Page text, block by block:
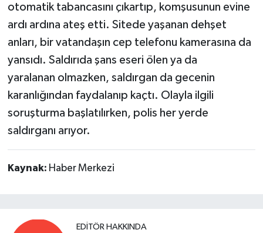
otomatik tabancasını çıkartıp, komşusunun evine
ardı ardına ateş etti. Sitede yaşanan dehşet
anları, bir vatandaşın cep telefonu kamerasına da
yansıdı. Saldırıda şans eseri ölen ya da
yaralanan olmazken, saldırgan da gecenin
karanlığından faydalanıp kaçtı. Olayla ilgili
soruşturma başlatılırken, polis her yerde
saldırganı arıyor.
Kaynak: Haber Merkezi
EDITÖR HAKKINDA